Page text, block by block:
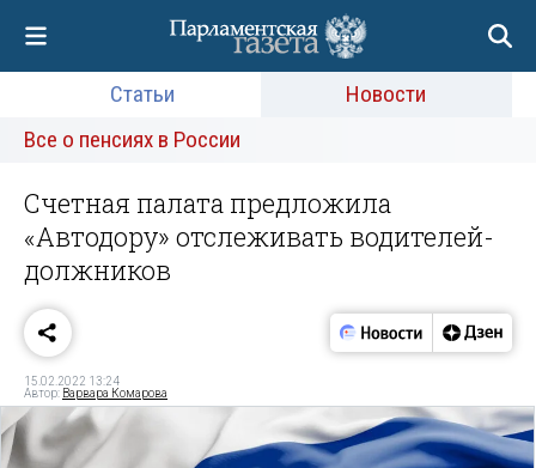
Статьи
Новости
Все о пенсиях в России
Счетная палата предложила
«Автодору» отслеживать водителей-
должников
15.02.2022 13:24
Автор: Варвара Комарова